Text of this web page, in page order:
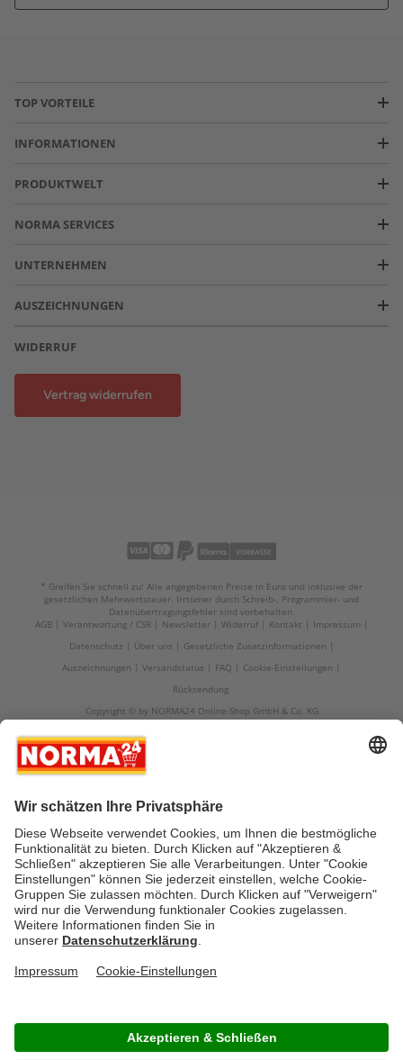
TOP VORTEILE
INFORMATIONEN
PRODUKTWELT
NORMA SERVICES
UNTERNEHMEN
AUSZEICHNUNGEN
WIDERRUF
Vertrag widerrufen
* Greifen Sie schnell zu! Alle angegebenen Preise in Euro und inklusive der
gesetzlichen Mehrwertsteuer. Irrtümer durch Schreib-, Programmier- und
Datenübertragungsfehler sind vorbehalten.
AGB
Verantwortung / CSR Newsletter Widerruf Kontakt
Impressum
Datenschutz
Über uns
Gesetzliche Zusatzinformationen
Auszeichnungen
Versandstatus FAQ
Cookie-Einstellungen
Rücksendung
Copyright © by NORMA24 Online-Shop GmbH & Co. KG